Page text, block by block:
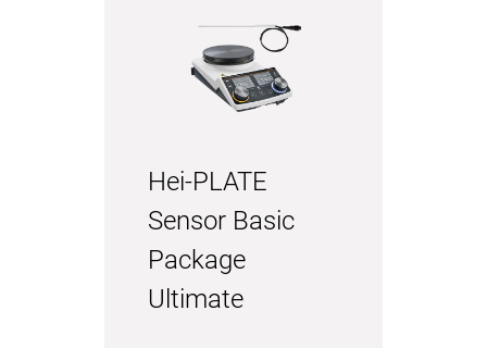
Hei-PLATE
Sensor Basic
Package
Ultimate